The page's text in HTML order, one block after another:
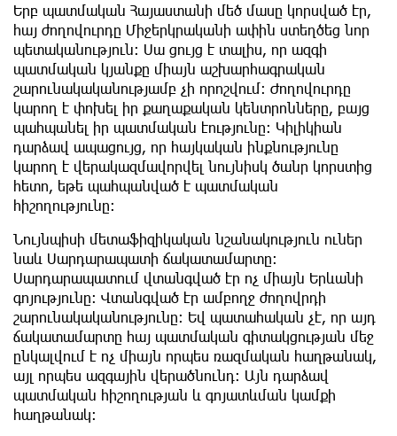
Երբ պատմական Հայաստանի մեծ մասը կորսված էր,
հայ ժողովուրդը Միջերկրականի ափին ստեղծեց նոր
պետականություն։ Սա ցույց է տալիս, որ ազգի
պատմական կյանքը միայն աշխարհագրական
շարունակականությամբ չի որոշվում։ Ժողովուրդը
կարող է փոխել իր քաղաքական կենտրոնները, բայց
պահպանել իր պատմական էությունը։ Կիլիկիան
դարձավ ապացույց, որ հայկական ինքնությունը
կարող է վերակազմավորվել նույնիսկ ծանր կորստից
հետո, եթե պահպանված է պատմական
հիշողությունը։
Նույնպիսի մետաֆիզիկական նշանակություն ուներ
նաև Սարդարապատի ճակատամարտը։
Սարդարապատում վտանգված էր ոչ միայն Երևանի
գոյությունը։ Վտանգված էր ամբողջ ժողովրդի
շարունակականությունը։ Եվ պատահական չէ, որ այդ
ճակատամարտը հայ պատմական գիտակցության մեջ
ընկալվում է ոչ միայն որպես ռազմական հաղթանակ,
այլ որպես ազգային վերածնունդ։ Այն դարձավ
պատմական հիշողության և գոյատևման կամքի
հաղթանակ։